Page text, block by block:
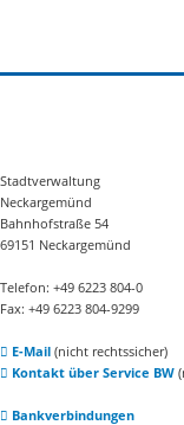
Stadtverwaltung
Neckargemünd
Bahnhofstraße 54
69151 Neckargemünd
Telefon: +49 6223 804-0
Fax: +49 6223 804-9299
E-Mail(nicht rechtssicher)
Kontakt über Service BW
Bankverbindungen